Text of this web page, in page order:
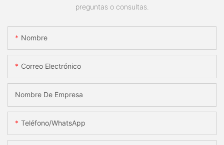
preguntas o consultas.
Nombre
Correo Electrónico
Nombre De Empresa
Teléfono/WhatsApp